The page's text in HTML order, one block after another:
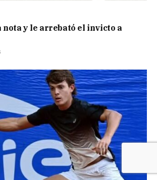
nota y le arrebató el invicto a